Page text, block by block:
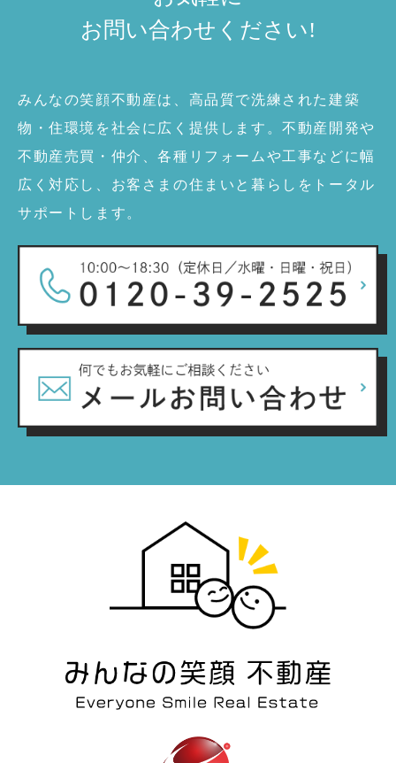
お問い合わせ ください!
みんなの笑顔不動産は、高品質で洗練された建築
物・住環境を社会に広く提供します。不動産開発や
不動産売買・仲介、各種リフォームや工事などに幅
広く対応し、お客さまの住まいと暮らしをトータル
サポートします。